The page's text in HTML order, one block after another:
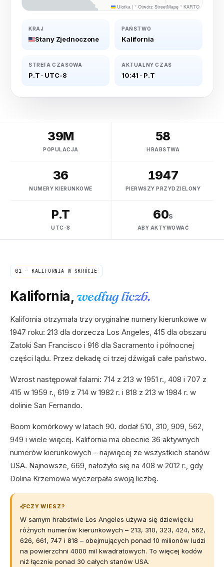
Ulotka | © Otwórz StreetMapę © KARTO
KRAJ
Stany Zjednoczone
PAŃSTWO
Kalifornia
STREFA CZASOWA
P.T · UTC-8
AKTUALNY CZAS
10:41 · P.T
39M
POPULACJA
58
HRABSTWA
36
NUMERY KIERUNKOWE
1947
PIERWSZY PRZYDZIELONY
P.T
UTC-8
60s
ABY AKTYWOWAĆ
01 — KALIFORNIA W SKRÓCIE
Kalifornia,według liczb.
Kalifornia otrzymała trzy oryginalne numery kierunkowe w
1947 roku: 213 dla dorzecza Los Angeles, 415 dla obszaru
Zatoki San Francisco i 916 dla Sacramento i północnej
części lądu. Przez dekadę ci trzej dźwigali całe państwo.
Wzrost następował falami: 714 z 213 w 1951 r., 408 i 707 z
415 w 1959 r., 619 z 714 w 1982 r. i 818 z 213 w 1984 r. w
dolinie San Fernando.
Boom komórkowy w latach 90. dodał 510, 310, 909, 562,
949 i wiele więcej. Kalifornia ma obecnie 36 aktywnych
numerów kierunkowych – najwięcej ze wszystkich stanów
USA. Najnowsze, 669, nałożyło się na 408 w 2012 r., gdy
Dolina Krzemowa wyczerpała swoją liczbę.
CZY WIESZ?
W samym hrabstwie Los Angeles używa się dziewięciu
różnych numerów kierunkowych – 213, 310, 323, 424, 562,
626, 661, 747 i 818 – obejmujących ponad 10 milionów ludzi
na powierzchni 4000 mil kwadratowych. To więcej kodów
niż łącznie ponad 30 całych stanów USA.